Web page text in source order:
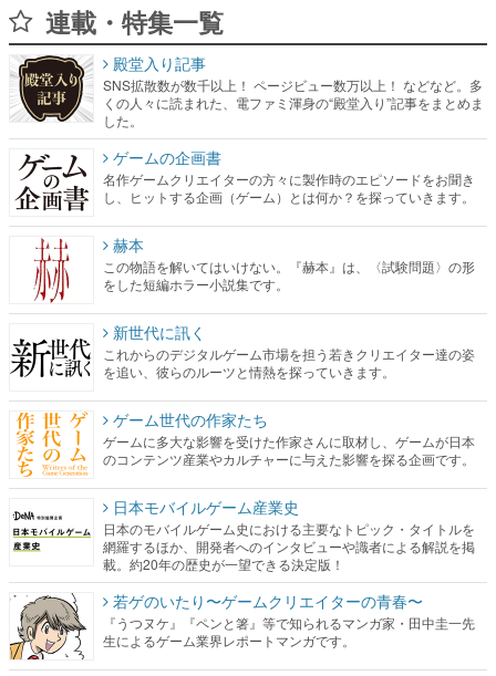
連載・特集一覧
殿堂入り記事
SNS拡散数が数千以上！ ページビュー数万以上！ などなど。多
くの人々に読まれた、電ファミ渾身の“殿堂入り”記事をまとめま
した。
ゲームの企画書
名作ゲームクリエイターの方々に製作時のエピソードをお聞き
し、ヒットする企画（ゲーム）とは何か？を探っていきます。
赫本
この物語を解いてはいけない。『赫本』は、〈試験問題〉の形
をした短編ホラー小説集です。
新世代に訊く
これからのデジタルゲーム市場を担う若きクリエイター達の姿
を追い、彼らのルーツと情熱を探っていきます。
ゲーム世代の作家たち
ゲームに多大な影響を受けた作家さんに取材し、ゲームが日本
のコンテンツ産業やカルチャーに与えた影響を探る企画です。
日本モバイルゲーム産業史
日本のモバイルゲーム史における主要なトピック・タイトルを
網羅するほか、開発者へのインタビューや識者による解説を掲
載。約20年の歴史が一望できる決定版！
若ゲのいたり〜ゲームクリエイターの青春〜
『うつヌケ』『ペンと箸』等で知られるマンガ家・田中圭一先
生によるゲーム業界レポートマンガです。